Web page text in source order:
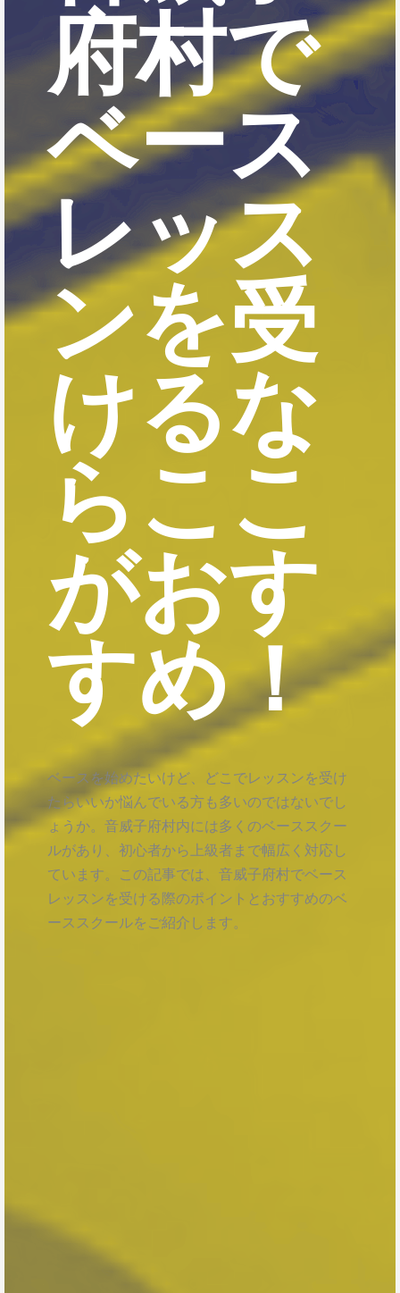
府村で
ベース
レッス
ンを受
けるな
らここ
がおす
すめ！
ベースを始めたいけど、どこでレッスンを受け
たらいいか悩んでいる方も多いのではないでし
ょうか。音威子府村内には多くのベーススクー
ルがあり、初心者から上級者まで幅広く対応し
ています。この記事では、音威子府村でベース
レッスンを受ける際のポイントとおすすめのベ
ーススクールをご紹介します。